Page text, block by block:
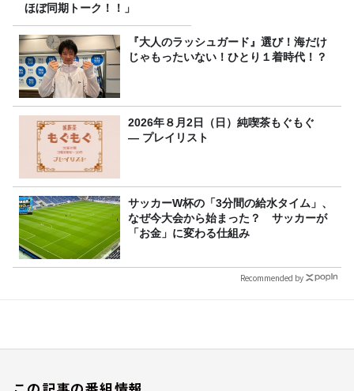
ほぼ同期トーク！！」
『大人のラッシュガード』選び！海だけ
じゃもったいない！ひとり１着時代！？
2026年８月2日（日）純喫茶もぐもぐ
― プレイリスト
サッカーW杯の「3分間の給水タイム」、
なぜ今大会から始まった？ サッカーが
「お金」に変わる仕組み
Recommended by